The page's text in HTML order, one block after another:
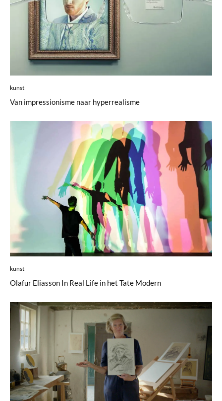
kunst
Van impressionisme naar hyperrealisme
kunst
Olafur Eliasson In Real Life in het Tate Modern